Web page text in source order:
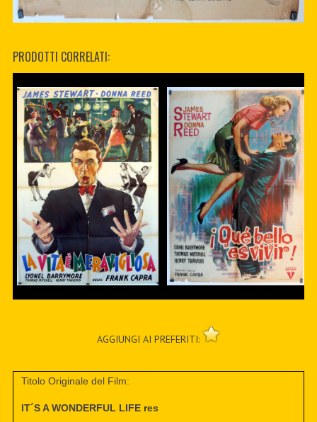
PRODOTTI CORRELATI:
AGGIUNGI AI PREFERITI:
Titolo Originale del Film:
IT´S A WONDERFUL LIFE res